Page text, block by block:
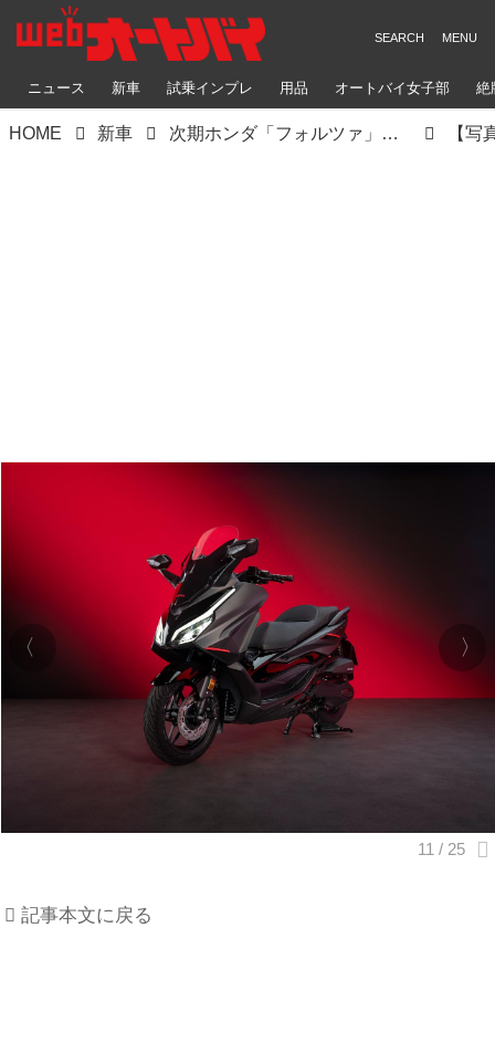
ニュース 新車 試乗インプレ 用品 オートバイ女子部 絶
HOME 新車 次期ホンダ「フォルツァ」にはTFT液晶メーターが搭載される？ 2025年モデルの「フォルツァ350」が欧州で登場！
記事本文に戻る